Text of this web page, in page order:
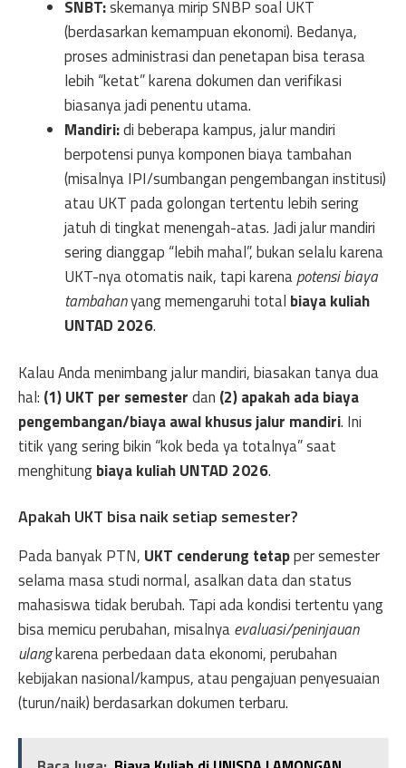
SNBT:skemanya mirip SNBP soal UKT
(berdasarkan kemampuan ekonomi). Bedanya,
proses administrasi dan penetapan bisa terasa
lebih “ketat” karena dokumen dan verifikasi
biasanya jadi penentu utama.
Mandiri:di beberapa kampus, jalur mandiri
berpotensi punya komponen biaya tambahan
(misalnya IPI/sumbangan pengembangan institusi)
atau UKT pada golongan tertentu lebih sering
jatuh di tingkat menengah-atas. Jadi jalur mandiri
sering dianggap “lebih mahal”, bukan selalu karena
UKT-nya otomatis naik, tapi karenapotensi biaya
tambahanyang memengaruhi total biaya kuliah
UNTAD 2026.
Kalau Anda menimbang jalur mandiri, biasakan tanya dua
hal: (1) UKT per semesterdan (2) apakah ada biaya
pengembangan/biaya awal khusus jalur mandiri. Ini
titik yang sering bikin “kok beda ya totalnya” saat
menghitungbiaya kuliah UNTAD 2026.
Apakah UKT bisa naik setiap semester?
Pada banyak PTN, UKT cenderung tetapper semester
selama masa studi normal, asalkan data dan status
mahasiswa tidak berubah. Tapi ada kondisi tertentu yang
bisa memicu perubahan, misalnyaevaluasi/peninjauan
ulangkarena perbedaan data ekonomi, perubahan
kebijakan nasional/kampus, atau pengajuan penyesuaian
(turun/naik) berdasarkan dokumen terbaru.